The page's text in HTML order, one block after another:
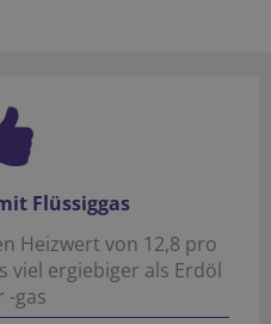
Flüssiggas
Heizwert von 12,8 pro
viel ergiebiger als Erdöl
-gas